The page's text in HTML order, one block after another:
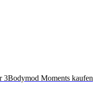
3Bodymod Moments kaufen